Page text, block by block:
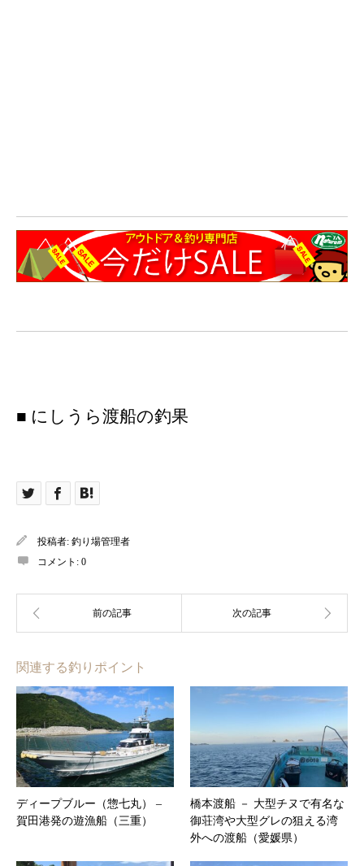
■ にしうら渡船の釣果
投稿者: 釣り場管理者
コメント: 0
関連する釣りポイント
ディープブルー（惣七丸） –
賀田港発の遊漁船（三重）
橋本渡船 － 大型チヌで有名な
御荘湾や大型グレの狙える湾
外への渡船（愛媛県）